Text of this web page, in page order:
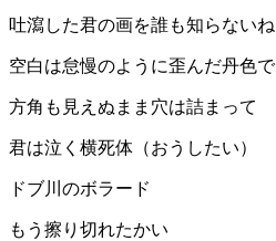
吐瀉した君の画を誰も知らないね
空白は怠慢のように歪んだ丹色で
方角も見えぬまま穴は詰まって
君は泣く横死体（おうしたい）
ドブ川のボラード
もう擦り切れたかい